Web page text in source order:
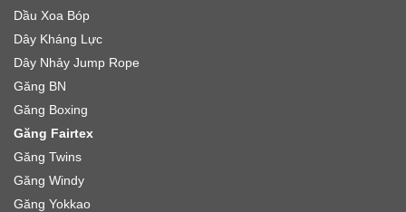
Dầu Xoa Bóp
Dây Kháng Lực
Dây Nhảy Jump Rope
Găng BN
Găng Boxing
Găng Fairtex
Găng Twins
Găng Windy
Găng Yokkao